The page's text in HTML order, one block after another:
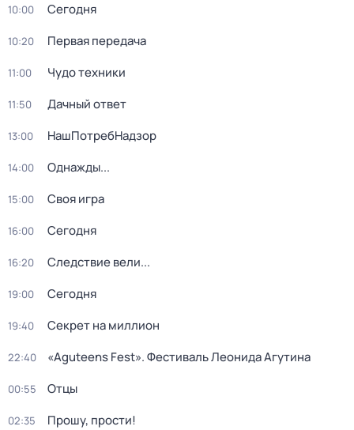
10:00 Сегодня
10:20 Первая передача
11:00 Чудо техники
11:50 Дачный ответ
13:00 НашПотребНадзор
14:00 Однажды...
15:00 Своя игра
16:00 Сегодня
16:20 Следствие вели...
19:00 Сегодня
19:40 Секрет на миллион
22:40 «Aguteens Fest». Фестиваль Леонида Агутина
00:55 Отцы
02:35 Прошу, прости!